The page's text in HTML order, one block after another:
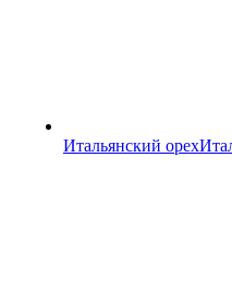
Итальянский орех